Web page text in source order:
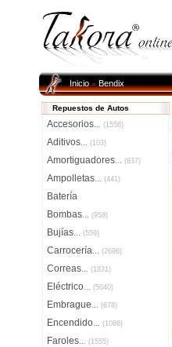
Inicio»Bendix
Repuestos de Autos
Accesorios... (1556)
Aditivos... (103)
Amortiguadores... (837)
Ampolletas... (441)
Batería
Bombas... (958)
Bujías... (559)
Carrocería... (2696)
Correas... (1831)
Eléctrico... (5040)
Embrague... (678)
Encendido... (1086)
Faroles... (1555)